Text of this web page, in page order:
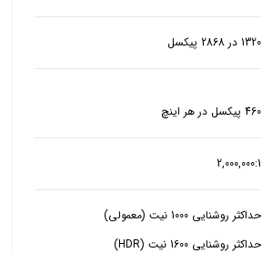
1320 در 2868 پیکسل
460 پیکسل در هر اینچ
2,000,000:1
حداکثر روشنایی 1000 نیت (معمولی)
حداکثر روشنایی 1600 نیت (HDR)